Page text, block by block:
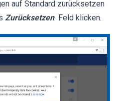
auf Standard zurücksetzen
Zurücksetzen Feld klicken.